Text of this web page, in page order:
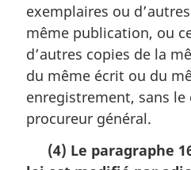
exemplaires ou
même publication, ou
d’autres copies de la
du même écrit ou du
enregistrement, sans
procureur général.
(4) Le paragraphe